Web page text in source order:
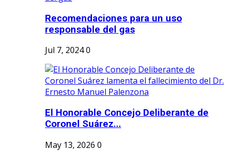
Recomendaciones para un uso
responsable del gas
Jul 7, 20240
El Honorable Concejo Deliberante de
Coronel Suárez...
May 13, 2026 0